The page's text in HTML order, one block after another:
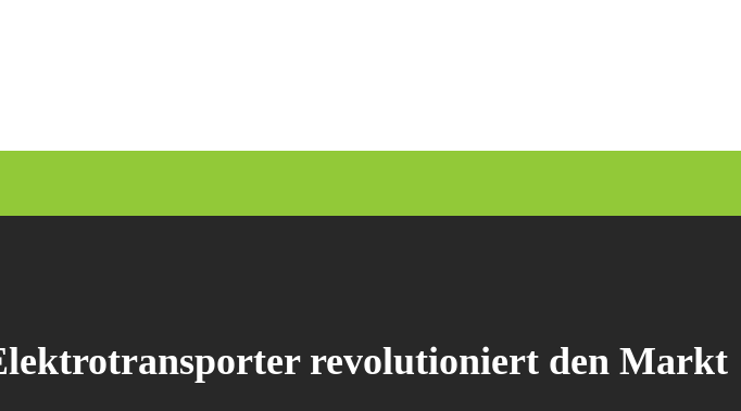
revolutioniert den Markt